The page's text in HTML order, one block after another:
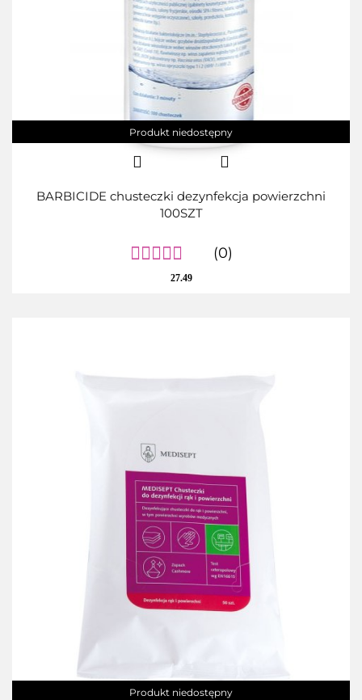
Produkt niedostępny
BARBICIDE chusteczki dezynfekcja powierzchni
100SZT
(0)
27.49
Produkt niedostępny